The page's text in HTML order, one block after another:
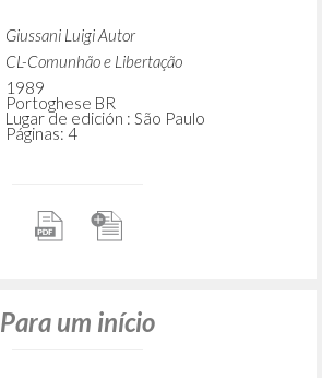
Giussani Luigi Autor
CL-Comunhão e Libertação
1989
Portoghese BR
Lugar de edición : São Paulo
Páginas: 4
Para um início